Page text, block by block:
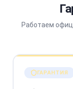
Работаем
ГАРАНТИЯ